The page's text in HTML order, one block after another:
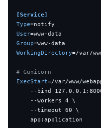
[Service]
Type
User
Group
WorkingDirectory=/var/
# Gunicorn
ExecStart=/var/www/
--bind
    --workers 4 \
    --timeout 60 \
    app:application